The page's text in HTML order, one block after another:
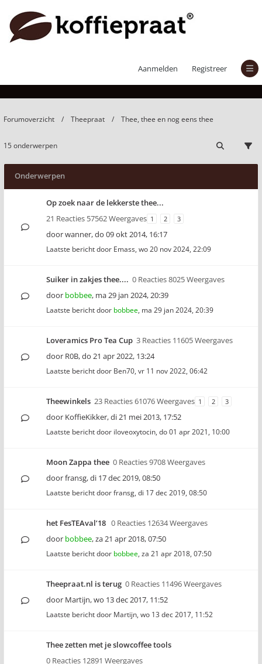
Aanmelden Registreer
Thee, thee en nog eens thee
Forumoverzicht Theepraat Thee, thee en nog eens thee
15 onderwerpen
Onderwerpen
Op zoek naar de lekkerste thee...
21 Reacties 57562 Weergaves 1 2 3
doorwanner,do 09 okt 2014, 16:17
Laatste bericht door Emass, wo 20 nov 2024, 22:09
Suiker in zakjes thee.... 0 Reacties 8025 Weergaves
door bobbee, ma 29 jan 2024, 20:39
Laatste bericht door bobbee, ma 29 jan 2024, 20:39
Loveramics Pro Tea Cup 3 Reacties 11605 Weergaves
door R0B,do 21 apr 2022, 13:24
Laatste bericht door Ben70, vr 11 nov 2022, 06:42
Theewinkels 23 Reacties 61076 Weergaves 1 2 3
door KoffieKikker,di 21 mei 2013, 17:52
Laatste bericht door iloveoxytocin, do 01 apr 2021, 10:00
Moon Zappa thee 0 Reacties 9708 Weergaves
doorfransg,di 17 dec 2019, 08:50
Laatste bericht doorfransg, di 17 dec 2019, 08:50
het FesTEAval’18 0 Reacties 12634 Weergaves
door bobbee,za 21 apr 2018, 07:50
Laatste bericht door bobbee, za 21 apr 2018, 07:50
Theepraat.nl is terug 0 Reacties 11496 Weergaves
door Martijn,wo 13 dec 2017, 11:52
Laatste bericht door Martijn, wo 13 dec 2017, 11:52
Thee zetten met je slowcoffee tools
0 Reacties 12891 Weergaves